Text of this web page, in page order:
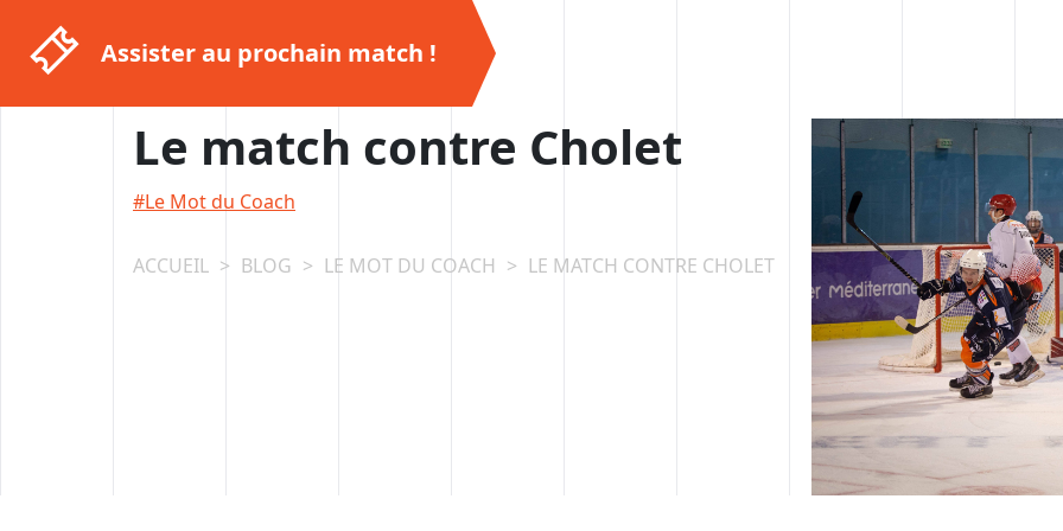
contenu
Assister au prochain match !
Le match contre Cholet
Le Mot du Coach
ACCUEIL > BLOG > LE MOT DU COACH > LE MATCH CONTRE CHOLET